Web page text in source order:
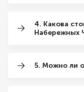
4. Какова
Набережных
5. Можно ли